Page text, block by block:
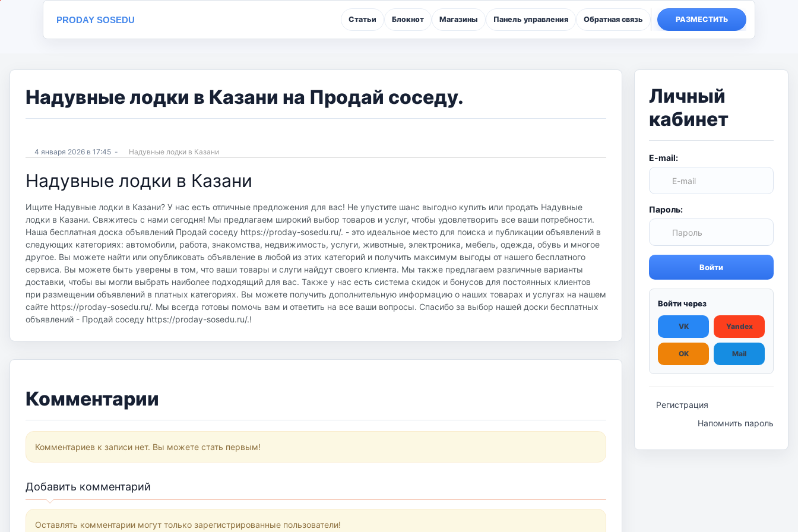
PRODAY SOSEDU Статьи Блокнот Магазины Панель управления Обратная связь РАЗМЕСТИТЬ
Надувные лодки в Казани на Продай соседу.
4 января 2026 в 17:45 - Надувные лодки в Казани
Надувные лодки в Казани
Ищите Надувные лодки в Казани? У нас есть отличные предложения для вас! Не упустите шанс выгодно купить или продать Надувные
лодки в Казани. Свяжитесь с нами сегодня! Мы предлагаем широкий выбор товаров и услуг, чтобы удовлетворить все ваши потребности.
Наша бесплатная доска объявлений Продай соседу https://proday-sosedu.ru/. - это идеальное место для поиска и публикации объявлений в
следующих категориях: автомобили, работа, знакомства, недвижимость, услуги, животные, электроника, мебель, одежда, обувь и многое
другое. Вы можете найти или опубликовать объявление в любой из этих категорий и получить максимум выгоды от нашего бесплатного
сервиса. Вы можете быть уверены в том, что ваши товары и слуги найдут своего клиента. Мы также предлагаем различные варианты
доставки, чтобы вы могли выбрать наиболее подходящий для вас. Также у нас есть система скидок и бонусов для постоянных клиентов
при размещении объявлений в платных категориях. Вы можете получить дополнительную информацию о наших товарах и услугах на нашем
сайте https://proday-sosedu.ru/. Мы всегда готовы помочь вам и ответить на все ваши вопросы. Спасибо за выбор нашей доски бесплатных
объявлений - Продай соседу https://proday-sosedu.ru/.!
Комментарии
Комментариев к записи нет. Вы можете стать первым!
Добавить комментарий
Оставлять комментарии могут только зарегистрированные пользователи!
Личный
кабинет
E-mail:
Пароль:
Войти
Войти через
VK Yandex
OK Mail
Регистрация
Напомнить пароль